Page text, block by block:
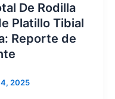
De Rodilla
Platillo Tibial
Reporte de
2025